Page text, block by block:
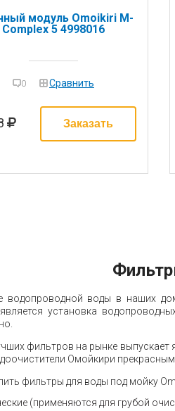
модуль Omoikiri M-
Complex 5 4998016
0 Сравнить
водопроводной воды в наших
установка
фильтров на рынке выпускает
Омойкири
фильтры для воды под мойку
(применяются для грубой